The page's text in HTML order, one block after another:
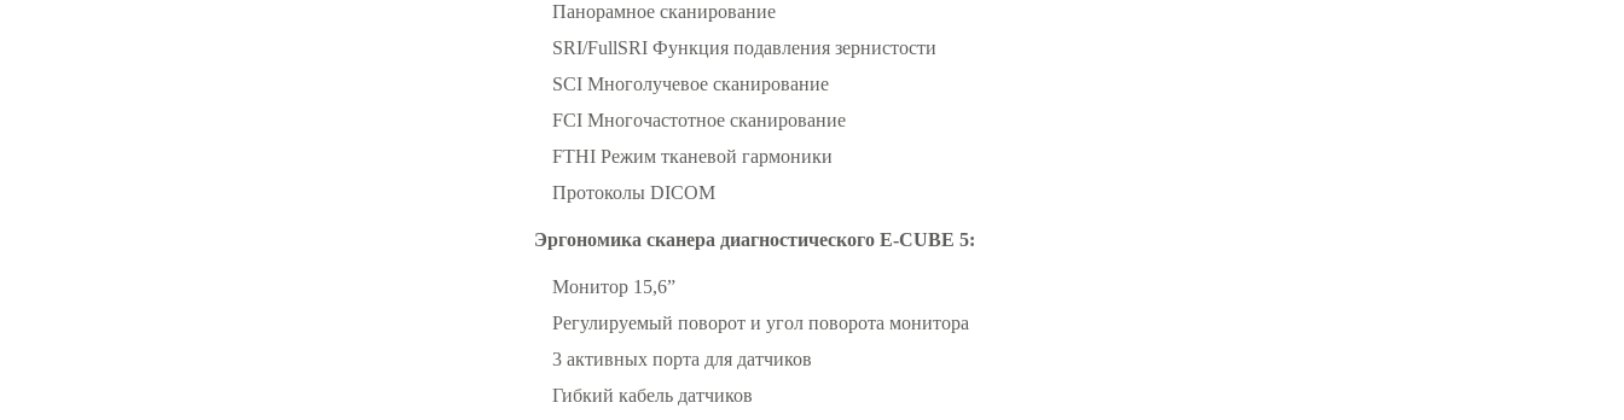
Панорамное сканирование
SRI/FullSRI Функция подавления зернистости
SCI Многолучевое сканирование
FCI Многочастотное сканирование
FTHI Режим тканевой гармоники
Протоколы DICOM
Эргономика сканера диагностического E-CUBE 5:
Монитор 15,6”
Регулируемый поворот и угол поворота монитора
3 активных порта для датчиков
Гибкий кабель датчиков